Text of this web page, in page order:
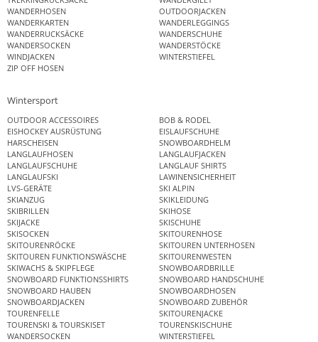
WANDERHOSEN
OUTDOORJACKEN
WANDERKARTEN
WANDERLEGGINGS
WANDERRUCKSÄCKE
WANDERSCHUHE
WANDERSOCKEN
WANDERSTÖCKE
WINDJACKEN
WINTERSTIEFEL
ZIP OFF HOSEN
Wintersport
OUTDOOR ACCESSOIRES
BOB & RODEL
EISHOCKEY AUSRÜSTUNG
EISLAUFSCHUHE
HARSCHEISEN
SNOWBOARDHELM
LANGLAUFHOSEN
LANGLAUFJACKEN
LANGLAUFSCHUHE
LANGLAUF SHIRTS
LANGLAUFSKI
LAWINENSICHERHEIT
LVS-GERÄTE
SKI ALPIN
SKIANZUG
SKIKLEIDUNG
SKIBRILLEN
SKIHOSE
SKIJACKE
SKISCHUHE
SKISOCKEN
SKITOURENHOSE
SKITOURENRÖCKE
SKITOUREN UNTERHOSEN
SKITOUREN FUNKTIONSWÄSCHE
SKITOURENWESTEN
SKIWACHS & SKIPFLEGE
SNOWBOARDBRILLE
SNOWBOARD FUNKTIONSSHIRTS
SNOWBOARD HANDSCHUHE
SNOWBOARD HAUBEN
SNOWBOARDHOSEN
SNOWBOARDJACKEN
SNOWBOARD ZUBEHÖR
TOURENFELLE
SKITOURENJACKE
TOURENSKI & TOURSKISET
TOURENSKISCHUHE
WANDERSOCKEN
WINTERSTIEFEL